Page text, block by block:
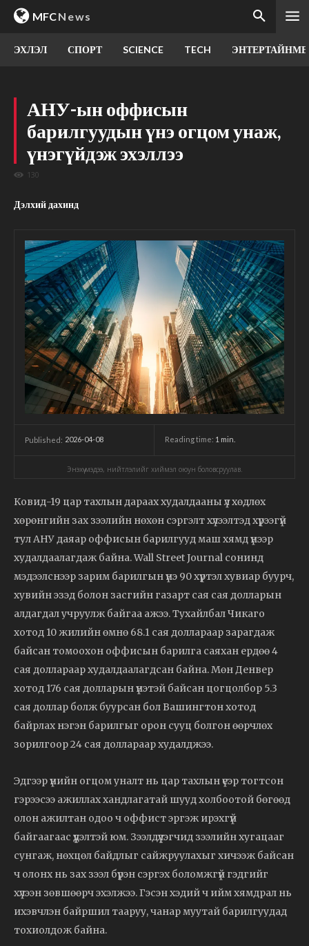
MFCNews
ЭХЛЭЛ СПОРТ SCIENCE TECH
АНУ-ын оффисын
барилгуудын үнэ огцом унаж,
үнэгүйдэж эхэллээ
130
Дэлхий дахинд
Published: 2026-04-08 Reading time: 1 min.
Энэхүү мэдээ, нийтлэлийг хиймэл оюун боловсруулав.
Ковид-19 цар тахлын дараах худалдааны үл хөдлөх
хөрөнгийн зах зээлийн нөхөн сэргэлт хүлээлтэд хүрээгүй
тул АНУ даяар оффисын барилгууд маш хямд үнээр
худалдаалагдаж байна. Wall Street Journal сонинд
мэдээлснээр зарим барилгын үнэ 90 хүртэл хувиар буурч,
хувийн эзэд болон засгийн газарт сая сая долларын
алдагдал учруулж байгаа ажээ. Тухайлбал Чикаго
хотод 10 жилийн өмнө 68.1 сая доллараар зарагдаж
байсан томоохон оффисын барилга саяхан ердөө 4
сая доллараар худалдаалагдсан байна. Мөн Денвер
хотод 176 сая долларын үнэтэй байсан цогцолбор 5.3
сая доллар болж буурсан бол Вашингтон хотод
байрлах нэгэн барилгыг орон сууц болгон өөрчлөх
зорилгоор 24 сая доллараар худалджээ.
Эдгээр үнийн огцом уналт нь цар тахлын үеэр тогтсон
гэрээсээ ажиллах хандлагатай шууд холбоотой бөгөөд
олон ажилтан одоо ч оффист эргэж ирэхгүй
байгаагаас үүдэлтэй юм. Зээлдүүлэгчид зээлийн хугацааг
сунгаж, нөхцөл байдлыг сайжруулахыг хичээж байсан
ч олонх нь зах зээл бүрэн сэргэх боломжгүй гэдгийг
хүлээн зөвшөөрч эхэлжээ. Гэсэн хэдий ч ийм хямдрал нь
ихэвчлэн байршил тааруу, чанар муутай барилгуудад
тохиолдож байна.